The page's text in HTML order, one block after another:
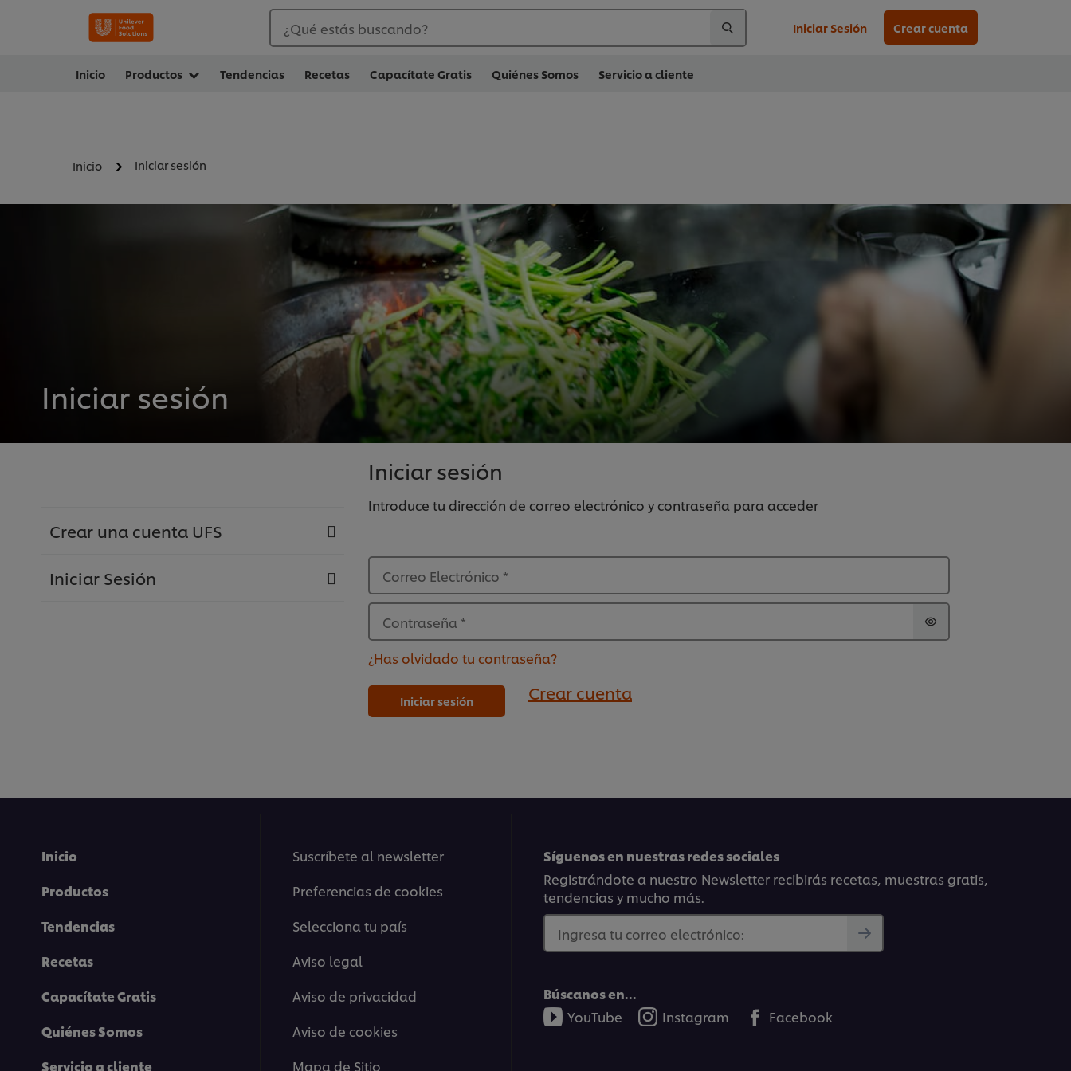
¿Qué estás buscando? Iniciar Sesión Crear cuenta
Inicio Productos Tendencias Recetas Capacítate Gratis Quiénes Somos Servicio a cliente
Inicio Iniciar sesión
Iniciar sesión
Iniciar sesión
Introduce tu dirección de correo electrónico y contraseña para acceder
Correo Electrónico *
Contraseña *
¿Has olvidado tu contraseña?
Iniciar sesión Crear cuenta
Crear una cuenta UFS
Iniciar Sesión
Inicio
Productos
Tendencias
Recetas
Capacítate Gratis
Quiénes Somos
Servicio a cliente
Suscríbete al newsletter
Preferencias de cookies
Selecciona tu país
Aviso legal
Aviso de privacidad
Aviso de cookies
Mapa de Sitio
Síguenos en nuestras redes sociales
Registrándote a nuestro Newsletter recibirás recetas, muestras gratis,
tendencias y mucho más.
Ingresa tu correo electrónico:
Búscanos en...
YouTube
Instagram Facebook